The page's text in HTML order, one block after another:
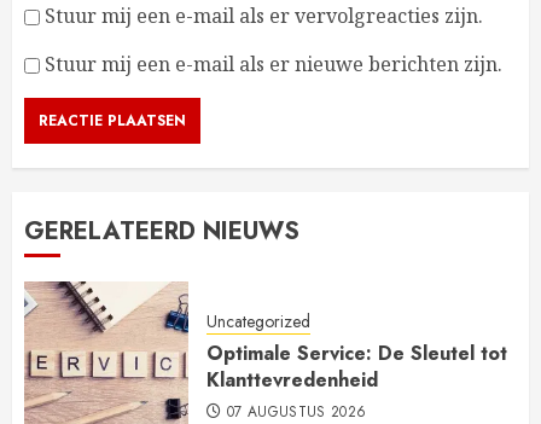
Stuur mij een e-mail als er vervolgreacties zijn.
Stuur mij een e-mail als er nieuwe berichten zijn.
GERELATEERD NIEUWS
Uncategorized
Optimale Service: De Sleutel tot
Klanttevredenheid
07 AUGUSTUS 2026